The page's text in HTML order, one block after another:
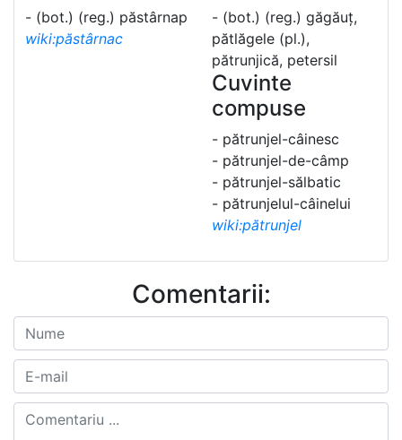
- (bot.) (reg.) păstârnap
wiki:păstârnac
- (bot.) (reg.) găgăuț,
pătlăgele (pl.),
pătrunjică, petersil
Cuvinte
compuse
- pătrunjel-câinesc
- pătrunjel-de-câmp
- pătrunjel-sălbatic
- pătrunjelul-câinelui
wiki:pătrunjel
Comentarii: